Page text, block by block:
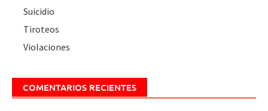
Suicidio
Tiroteos
Violaciones
COMENTARIOS RECIENTES